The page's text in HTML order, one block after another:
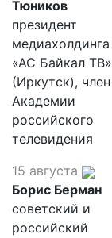
Тюников
президент
медиахолдинга
«АС Байкал ТВ»
(Иркутск), член
Академии
российского
телевидения
15 августа
Борис Берман
советский и
российский